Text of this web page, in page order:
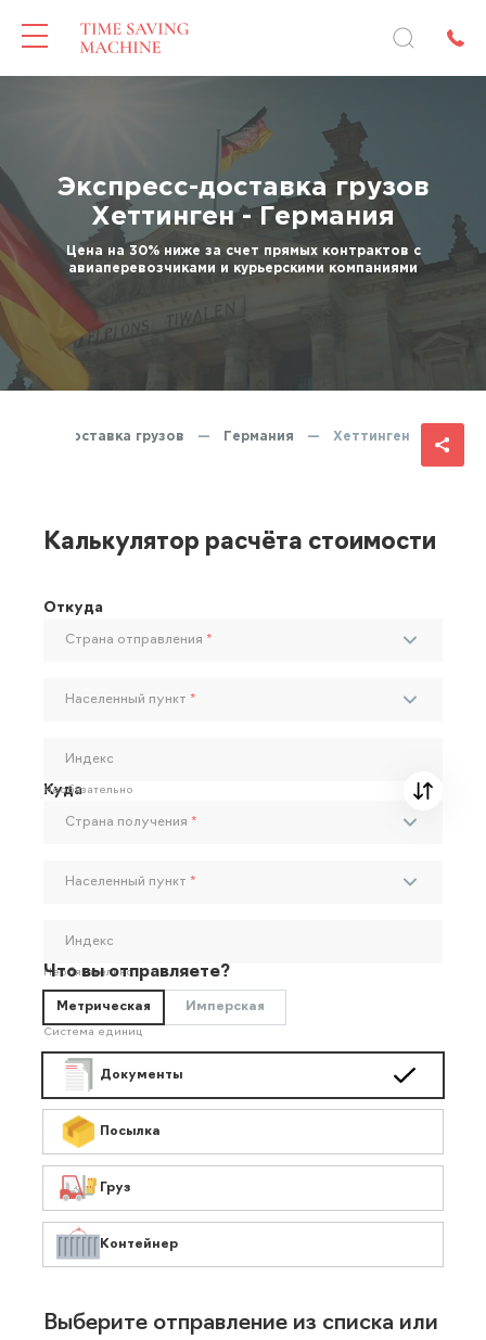
Экспресс-доставка грузов
Хеттинген - Германия
Цена на 30% ниже за счет прямых контрактов с
авиаперевозчиками и курьерскими компаниями
доставка грузов — Германия — Хеттинген
Калькулятор расчёта стоимости
Откуда
Страна отправления *
Населенный пункт *
Индекс
Необязательно
Куда
Страна получения *
Населенный пункт *
Индекс
Необязательно
Что вы отправляете?
Метрическая Имперская
Система единиц
Документы
Посылка
Груз
Контейнер
Выберите отправление из списка или